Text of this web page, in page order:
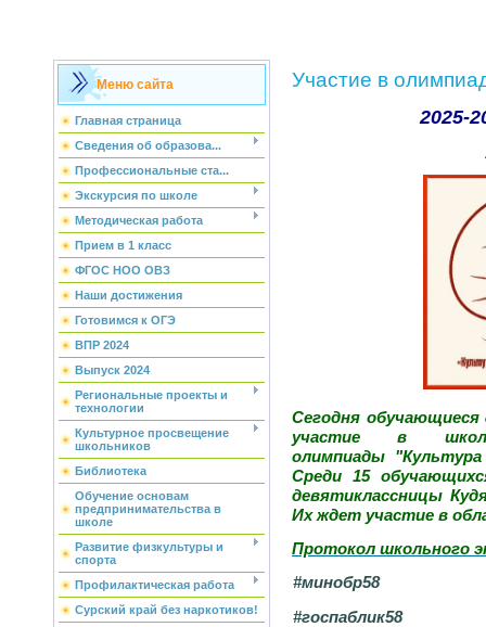
Меню сайта
Главная страница
Сведения об образова...
Профессиональные ста...
Экскурсия по школе
Методическая работа
Прием в 1 класс
ФГОС НОО ОВЗ
Наши достижения
Готовимся к ОГЭ
ВПР 2024
Выпуск 2024
Региональные проекты и
технологии
Культурное просвещение
школьников
Библиотека
Обучение основам
предпринимательства в
школе
Развитие физкультуры и
спорта
Профилактическая работа
Сурский край без наркотиков!
Участие в
2025-
Сегодня обучающиеся
участие в
олимпиады
Среди 15
девятиклассницы
Их ждет участие в
Протокол школьного
#минобр58
#госпаблик58